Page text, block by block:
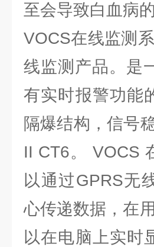
至会导致白血病的
VOCS在线监测
线监测产品。是
有实时报警功能
隔爆结构，信号
II CT6。 VOCS
以通过GPRS无
心传递数据，在
以在电脑上实时